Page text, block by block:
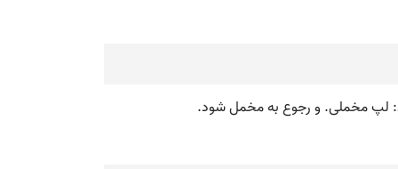
لپ مخملی. و رجوع به مخمل شود.